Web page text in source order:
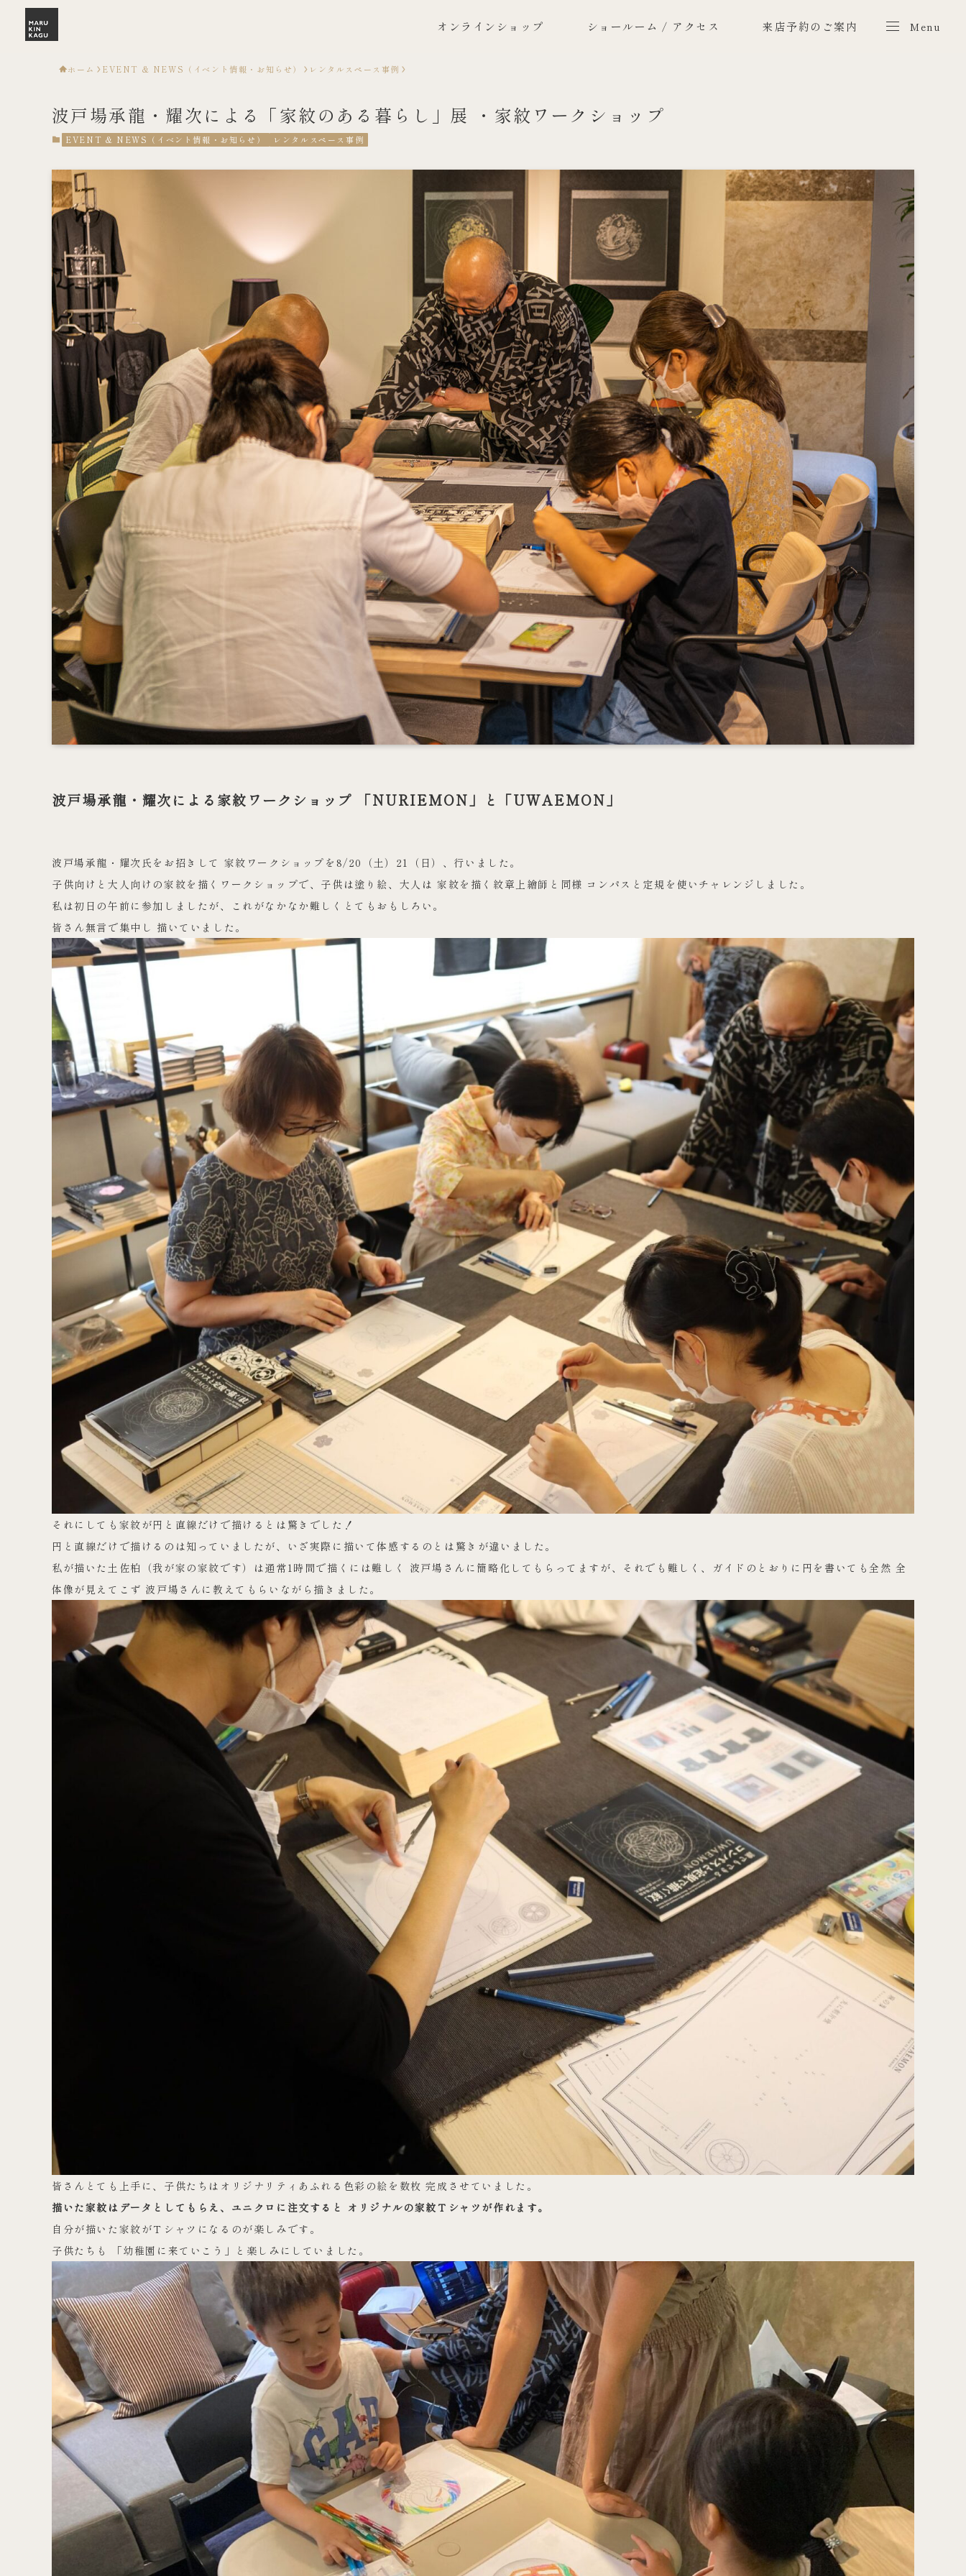
オンラインショップ ショールーム / アクセス 来店予約のご案内 Menu
Menu
ホーム EVENT & NEWS（イベント情報・お知らせ） レンタルスペース事例
波戸場承龍・耀次による「家紋のある暮らし」展 ・家紋ワークショップ
EVENT & NEWS（イベント情報・お知らせ） レンタルスペース事例
波戸場承龍・耀次による家紋ワークショップ 「NURIEMON」と「UWAEMON」
波戸場承龍・耀次氏をお招きして 家紋ワークショップを8/20（土）21（日）、行いました。
子供向けと大人向けの家紋を描くワークショップで、子供は塗り絵、大人は 家紋を描く紋章上繪師と同様 コンパスと定規を使いチャレンジしました。
私は初日の午前に参加しましたが、これがなかなか難しくとてもおもしろい。
皆さん無言で集中し 描いていました。
それにしても家紋が円と直線だけで描けるとは驚きでした！
円と直線だけで描けるのは知っていましたが、いざ実際に描いて体感するのとは驚きが違いました。
私が描いた土佐柏（我が家の家紋です）は通常1時間で描くには難しく 波戸場さんに簡略化してもらってますが、それでも難しく、ガイドのとおりに円を書いても全然 全
体像が見えてこず 波戸場さんに教えてもらいながら描きました。
皆さんとても上手に、子供たちはオリジナリティあふれる色彩の絵を数枚 完成させていました。
描いた家紋はデータとしてもらえ、ユニクロに注文すると オリジナルの家紋Ｔシャツが作れます。
自分が描いた家紋がＴシャツになるのが楽しみです。
子供たちも 「幼稚園に来ていこう」と楽しみにしていました。